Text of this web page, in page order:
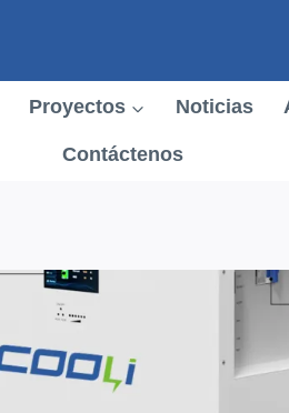
Proyectos Noticias
Contáctenos